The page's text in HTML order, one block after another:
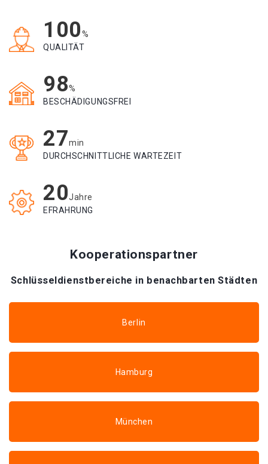
100%
QUALITÄT
98%
BESCHÄDIGUNGSFREI
27min
DURCHSCHNITTLICHE WARTEZEIT
20Jahre
EFRAHRUNG
Kooperationspartner
Schlüsseldienstbereiche in benachbarten Städten
Berlin
Hamburg
München